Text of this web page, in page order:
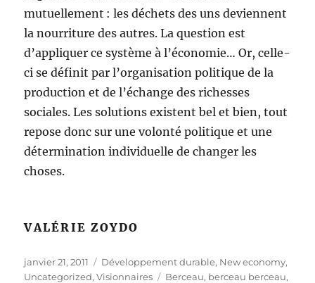
mutuellement : les déchets des uns deviennent
la nourriture des autres. La question est
d’appliquer ce système à l’économie… Or, celle-
ci se définit par l’organisation politique de la
production et de l’échange des richesses
sociales. Les solutions existent bel et bien, tout
repose donc sur une volonté politique et une
détermination individuelle de changer les
choses.
VALÉRIE ZOYDO
Publié
le
janvier 21, 2011 Catégories
Développement durable, New economy,
Uncategorized,Visionnaires Étiquettes
Berceau, berceau berceau,